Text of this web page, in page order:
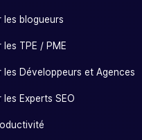
les blogueurs
les TPE / PME
les Développeurs et Agences
les Experts SEO